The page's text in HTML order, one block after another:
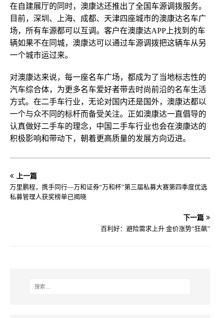
在自建展厅的 同时，澳康达还推出了全国车源调拨服务。
目前，深圳、上海、成都、天津四座城市的澳康达名车广
场，所有车源都可以互调。客户在澳康达APP上找到的车
辆如果不在同城，澳康达可以通过车源调拨把这辆车从另
一个城市运过来。
对澳康达来说，每一座名车广场，都成为了当地标志性的
汽车综合体，为更多名车爱好者带去时尚前沿的名车生活
方式。在二手车行业，无论对国内还是国外，澳康达都以
一个与众不同的标杆而备受关注。 正如澳康达一直倡导的
认真做好二手车的理念，中国二手车行业也会在澳康达的
积极影响和带动下，朝着更高质量的发展方向迈进。
上一篇
万里鹏程，携手同行—万和证券“万和杯”第三届私募大赛第四季度优选
私募管理人获奖榜单已揭晓
下一篇
百利好：避险需求上升 金价涨势“狂飙”